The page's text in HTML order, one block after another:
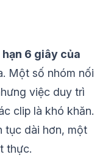
6 giây của
Một số nhóm nối
việc duy trì
clip là khó khăn.
tục dài hơn, một
thực.